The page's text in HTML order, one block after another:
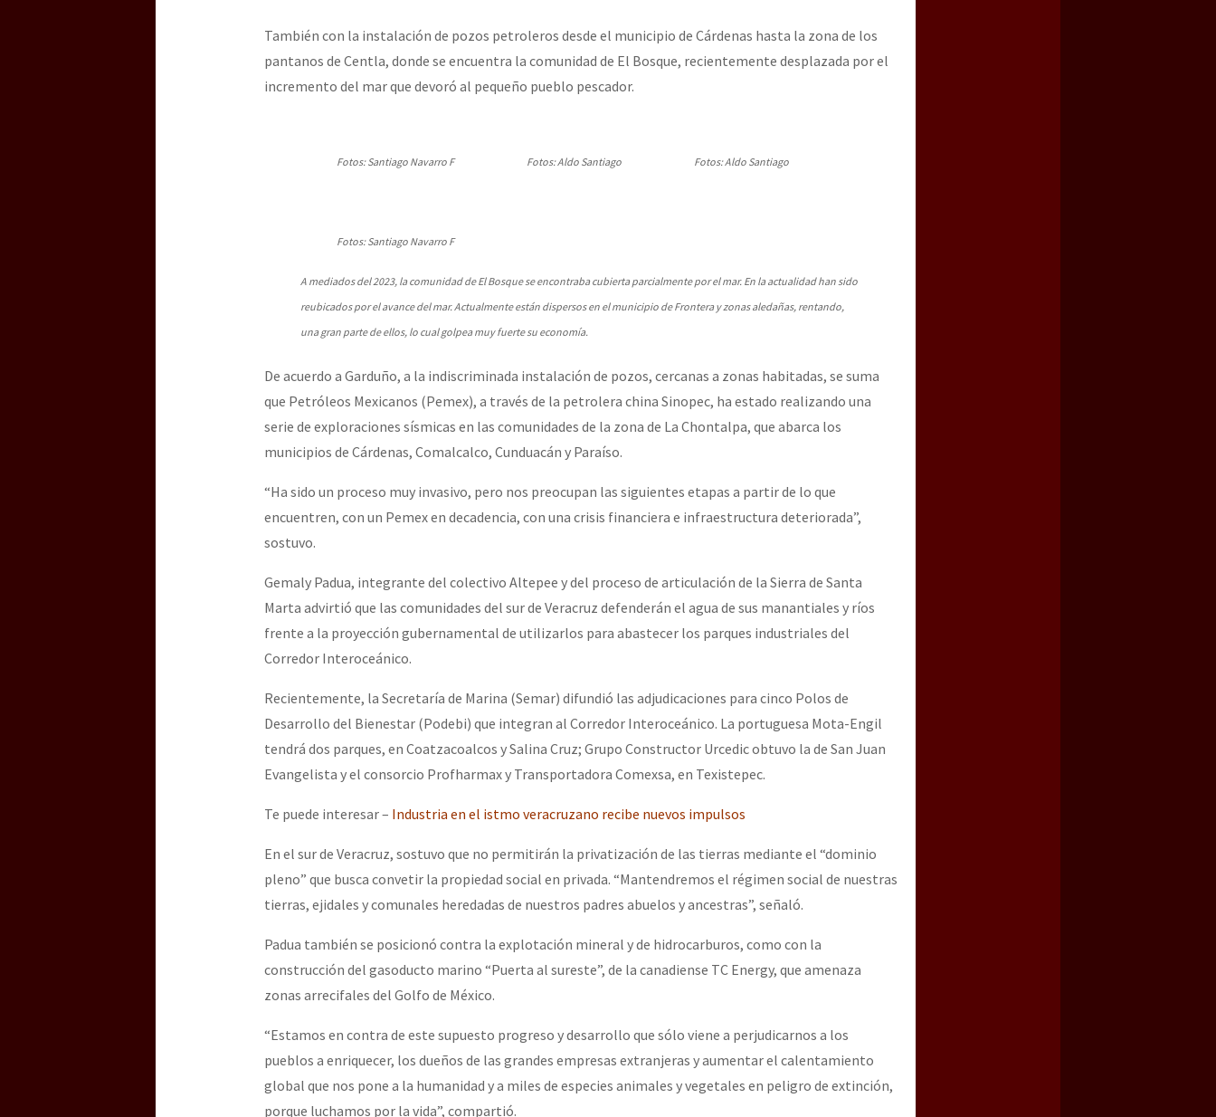
También con la instalación de pozos petroleros desde el municipio de Cárdenas hasta la zona de los
pantanos de Centla, donde se encuentra la comunidad de El Bosque, recientemente desplazada por el
incremento del mar que devoró al pequeño pueblo pescador.
Fotos: Santiago Navarro F Fotos: Aldo Santiago Fotos: Aldo Santiago
Fotos: Santiago Navarro F
A mediados del 2023, la comunidad de El Bosque se encontraba cubierta parcialmente por el mar. En la actualidad han sido
reubicados por el avance del mar. Actualmente están dispersos en el municipio de Frontera y zonas aledañas, rentando,
una gran parte de ellos, lo cual golpea muy fuerte su economía.
De acuerdo a Garduño, a la indiscriminada instalación de pozos, cercanas a zonas habitadas, se suma
que Petróleos Mexicanos (Pemex), a través de la petrolera china Sinopec, ha estado realizando una
serie de exploraciones sísmicas en las comunidades de la zona de La Chontalpa, que abarca los
municipios de Cárdenas, Comalcalco, Cunduacán y Paraíso.
“Ha sido un proceso muy invasivo, pero nos preocupan las siguientes etapas a partir de lo que
encuentren, con un Pemex en decadencia, con una crisis financiera e infraestructura deteriorada”,
sostuvo.
Gemaly Padua, integrante del colectivo Altepee y del proceso de articulación de la Sierra de Santa
Marta advirtió que las comunidades del sur de Veracruz defenderán el agua de sus manantiales y ríos
frente a la proyección gubernamental de utilizarlos para abastecer los parques industriales del
Corredor Interoceánico.
Recientemente, la Secretaría de Marina (Semar) difundió las adjudicaciones para cinco Polos de
Desarrollo del Bienestar (Podebi) que integran al Corredor Interoceánico. La portuguesa Mota-Engil
tendrá dos parques, en Coatzacoalcos y Salina Cruz; Grupo Constructor Urcedic obtuvo la de San Juan
Evangelista y el consorcio Profharmax y Transportadora Comexsa, en Texistepec.
Te puede interesar – Industria en el istmo veracruzano recibe nuevos impulsos
En el sur de Veracruz, sostuvo que no permitirán la privatización de las tierras mediante el “dominio
pleno” que busca convetir la propiedad social en privada. “Mantendremos el régimen social de nuestras
tierras, ejidales y comunales heredadas de nuestros padres abuelos y ancestras”, señaló.
Padua también se posicionó contra la explotación mineral y de hidrocarburos, como con la
construcción del gasoducto marino “Puerta al sureste”, de la canadiense TC Energy, que amenaza
zonas arrecifales del Golfo de México.
“Estamos en contra de este supuesto progreso y desarrollo que sólo viene a perjudicarnos a los
pueblos a enriquecer, los dueños de las grandes empresas extranjeras y aumentar el calentamiento
global que nos pone a la humanidad y a miles de especies animales y vegetales en peligro de extinción,
porque luchamos por la vida”, compartió.